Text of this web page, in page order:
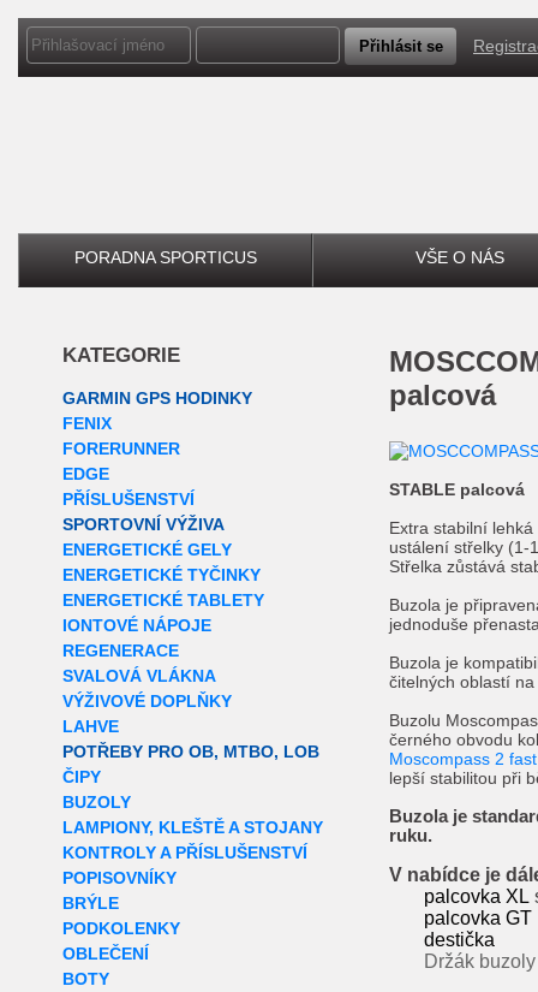
PORADNA SPORTICUS VŠE O NÁS
KATEGORIE
GARMIN GPS HODINKY
FENIX
FORERUNNER
EDGE
PŘÍSLUŠENSTVÍ
SPORTOVNÍ VÝŽIVA
ENERGETICKÉ GELY
ENERGETICKÉ TYČINKY
ENERGETICKÉ TABLETY
IONTOVÉ NÁPOJE
REGENERACE
SVALOVÁ VLÁKNA
VÝŽIVOVÉ DOPLŇKY
LAHVE
POTŘEBY PRO OB, MTBO, LOB
ČIPY
BUZOLY
LAMPIONY, KLEŠTĚ A STOJANY
KONTROLY A PŘÍSLUŠENSTVÍ
POPISOVNÍKY
BRÝLE
PODKOLENKY
OBLEČENÍ
BOTY
MOSCCOMPASS 3 STABLE
palcová
STABLE palcová
Extra stabilní
ustálení střelky (1-
Střelka zůstává
Buzola je
jednoduše
Buzola je
čitelných oblastí
Buzolu
černého obvodu
Moscompass 2 fast
lepší stabilitou při
Buzola je
ruku.
V nabídce je
palcovka XL
palcovka GT
destička
Držák